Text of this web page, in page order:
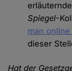
Spiegel-
man
dieser
Hat der